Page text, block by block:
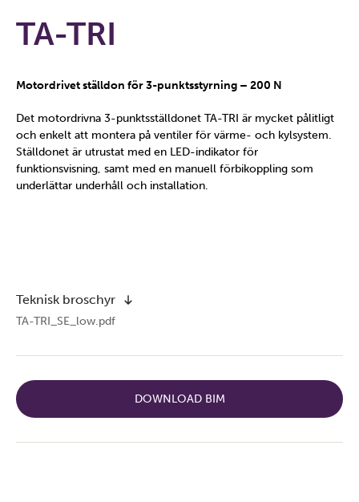
TA-TRI
Motordrivet ställdon för 3-punktsstyrning – 200 N
Det motordrivna 3-punktsställdonet TA-TRI är mycket pålitligt
och enkelt att montera på ventiler för värme- och kylsystem.
Ställdonet är utrustat med en LED-indikator för
funktionsvisning, samt med en manuell förbikoppling som
underlättar underhåll och installation.
Teknisk broschyr
TA-TRI_SE_low.pdf
DOWNLOAD BIM